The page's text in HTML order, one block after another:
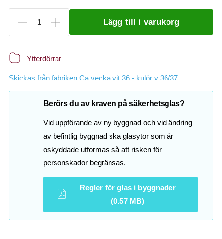
Lägg till i varukorg
Ytterdörrar
Skickas från fabriken Ca vecka vit 36 - kulör v 36/37
Berörs du av kraven på säkerhetsglas?
Vid uppförande av ny byggnad och vid ändring
av befintlig byggnad ska glasytor som är
oskyddade utformas så att risken för
personskador begränsas.
Regler för glas i byggnader
(0.57 MB)